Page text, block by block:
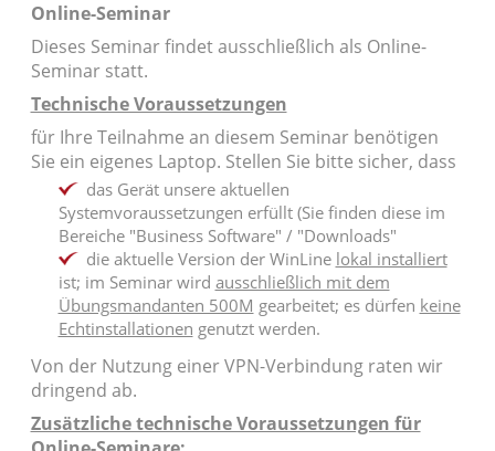
Online-Seminar
Dieses Seminar findet ausschließlich als Online-
Seminar statt.
Technische Voraussetzungen
für Ihre Teilnahme an diesem Seminar benötigen
Sie ein eigenes Laptop. Stellen Sie bitte sicher, dass
das Gerät unsere aktuellen
Systemvoraussetzungen erfüllt (Sie finden diese im
Bereiche "Business Software" / "Downloads"
die aktuelle Version der WinLine lokal installiert
ist; im Seminar wird ausschließlich mit dem
Übungsmandanten 500M gearbeitet; es dürfen keine
Echtinstallationen genutzt werden.
Von der Nutzung einer VPN-Verbindung raten wir
dringend ab.
Zusätzliche technische Voraussetzungen für